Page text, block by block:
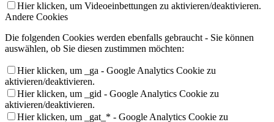
Hier klicken, um Videoeinbettungen zu aktivieren/deaktivieren.
Andere Cookies
Die folgenden Cookies werden ebenfalls gebraucht - Sie können
auswählen, ob Sie diesen zustimmen möchten:
Hier klicken, um _ga - Google Analytics Cookie zu
aktivieren/deaktivieren.
Hier klicken, um _gid - Google Analytics Cookie zu
aktivieren/deaktivieren.
Hier klicken, um _gat_* - Google Analytics Cookie zu